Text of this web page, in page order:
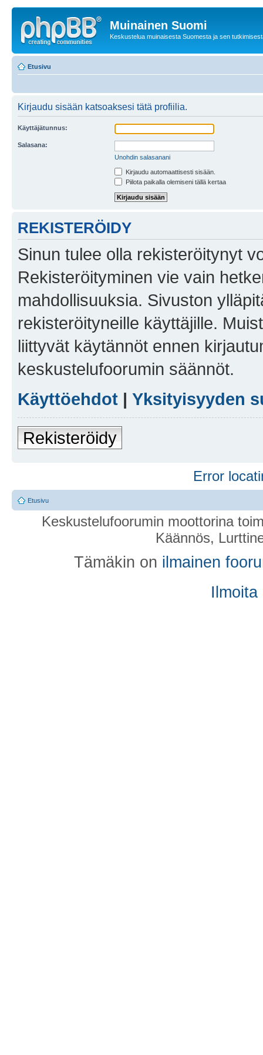
Muinainen Suomi
Keskustelua muinaisesta Suomesta ja sen
Etusivu
Kirjaudu sisään katsoaksesi tätä profiilia.
Käyttäjätunnus:
Salasana:
Unohdin salasanani
Kirjaudu automaattisesti sisään.
Piilota paikalla olemiseni tällä kertaa
REKISTERÖIDY
Sinun tulee olla rekisteröitynyt
Rekisteröityminen vie vain
mahdollisuuksia. Sivuston
rekisteröityneille käyttäjille.
liittyvät käytännöt ennen
keskustelufoorumin säännöt.
Käyttöehdot | Yksityisyyden
Rekisteröidy
Error
Etusivu
Keskustelufoorumin moottorina
Käännös,
Tämäkin on ilmainen